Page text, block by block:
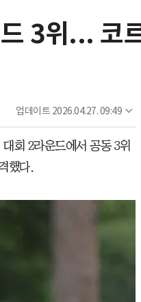
3위... 코
업데이트 2026.04.27. 09:49
회 2라운드에서 공동 3위
했다.